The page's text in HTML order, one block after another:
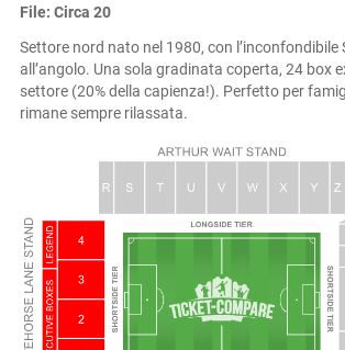
File: Circa 20
Settore nord nato nel 1980, con l’inconfondibile
all’angolo. Una sola gradinata coperta, 24 box
settore (20% della capienza!). Perfetto per
rimane sempre rilassata.